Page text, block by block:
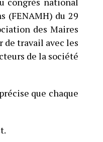
(FENAMH) du 29
des Maires
de travail avec les
de la société
que chaque